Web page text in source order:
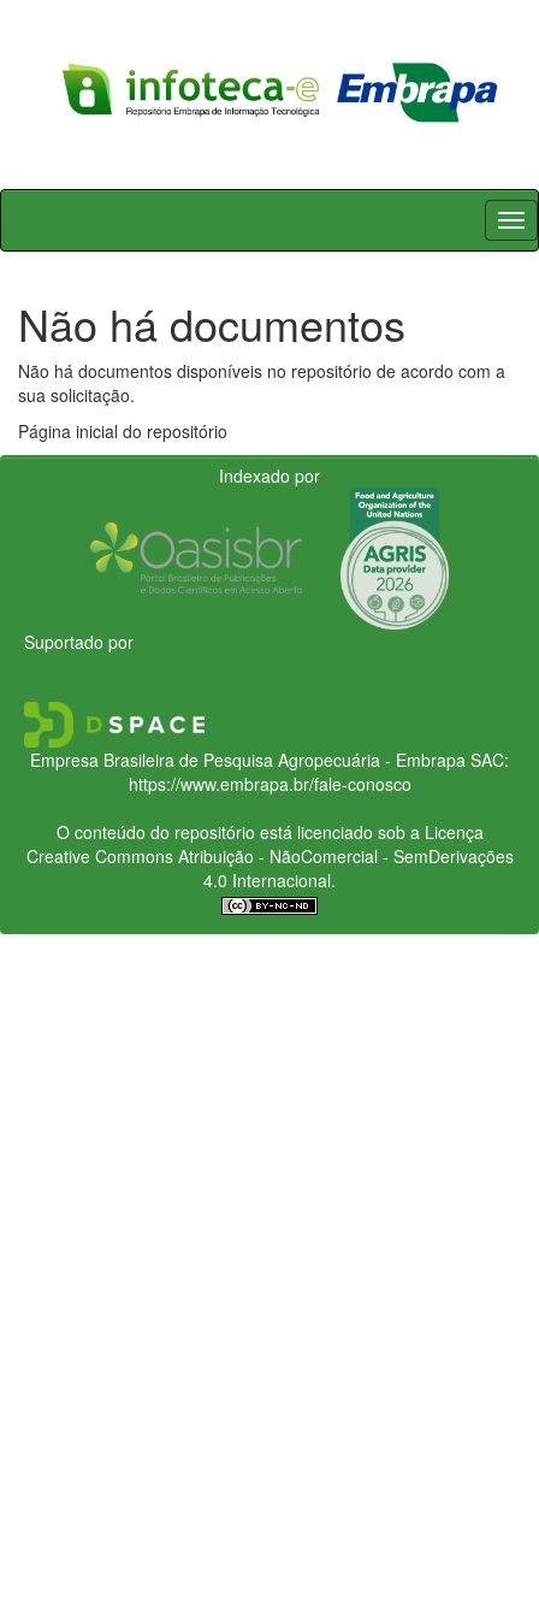
Skip
Não há documentos
Não há documentos disponíveis no repositório de acordo com a
sua solicitação.
Página inicial do repositório
Indexado por
Suportado por
Empresa Brasileira de Pesquisa Agropecuária - Embrapa SAC:
https://www.embrapa.br/fale-conosco
O conteúdo do repositório está licenciado sob a Licença
Creative CommonsAtribuição - NãoComercial - SemDerivações
4.0 Internacional.